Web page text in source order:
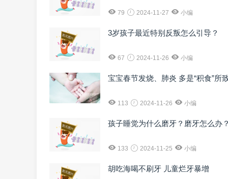
79 2024-11-27 小编
3岁孩子最近特别反叛怎么引导？
67 2024-11-26 小编
宝宝春节发烧、肺炎 多是“积食”所
113 2024-11-26 小编
孩子睡觉为什么磨牙？磨牙怎么办
133 2024-11-25 小编
胡吃海喝不刷牙 儿童烂牙暴增